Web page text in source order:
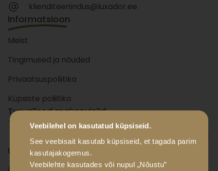
Veebilehel on kasutatud küpsiseid.
See veebisait kasutab küpsiseid, et tagada parim
kasutajakogemus.
Veebilehte kasutades või nupul „Nõustu”
klienditeenindus@luxador.ee
Informatsioon
Meist
Tingimused ja nõuded
Privaatsuspoliitika
Küpsiste poliitika
Turvalised maksevisiid
panka
Usaldusväärsed tarnevisiid